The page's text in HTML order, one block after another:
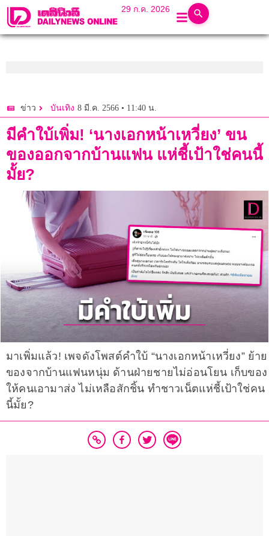
29 ก.ค. 2026
ข่าว บันเทิง 8 มี.ค. 2566 • 11:40 น.
มีคำใบ้เพิ่ม! ‘นางเอกหน้าเหวี่ยง’ ขน
ของออกจากบ้านแฟน แห่ชี้เป้าใช่คนนี้
มั้ย?
มาเพิ่มแล้ว! เพจดังโพสต์คำใบ้ “นางเอกหน้าเหวี่ยง” ย้าย
ของจากบ้านแฟนหนุ่ม ด้านฝ่ายชายไม่อ่อนโยน เก็บของ
ให้คนเอามาส่ง ไม่เหลือสักชิ้น ทำชาวเน็ตแห่ชี้เป้าใช่คน
นี้มั้ย?